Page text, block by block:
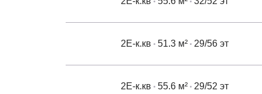
2Е-к.кв 51.3 м² 29/56 эт
2Е-к.кв 55.6 м² 29/52 эт